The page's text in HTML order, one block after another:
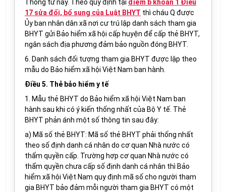
Thông tư này. Theo quy định tại điểm b khoản 1 Điều
17 sửa đổi, bổ sung của Luật BHYT thì cháu Q được
Ủy ban nhân dân xã nơi cư trú lập danh sách tham gia
BHYT gửi Bảo hiểm xã hội cấp huyện để cấp thẻ BHYT,
ngân sách địa phương đảm bảo nguồn đóng BHYT.
6. Danh sách đối tượng tham gia BHYT được lập theo
mẫu do Bảo hiểm xã hội Việt Nam ban hành.
Điều 5. Thẻ bảo hiểm y tế
1. Mẫu thẻ BHYT do Bảo hiểm xã hội Việt Nam ban
hành sau khi có ý kiến thống nhất của Bộ Y tế . Thẻ
BHYT phản ánh một số thông tin sau đây:
a) Mã số thẻ BHYT: Mã số thẻ BHYT phải thống nhất
theo số định danh cá nhân do cơ quan Nhà nước có
thẩm quyền cấp. Trường hợp cơ quan Nhà nước có
thẩm quyền chưa cấp số định danh cá nhân thì Bảo
hiểm xã hội Việt Nam quy định mã số cho người tham
gia BHYT bảo đảm mỗi người tham gia BHYT có một